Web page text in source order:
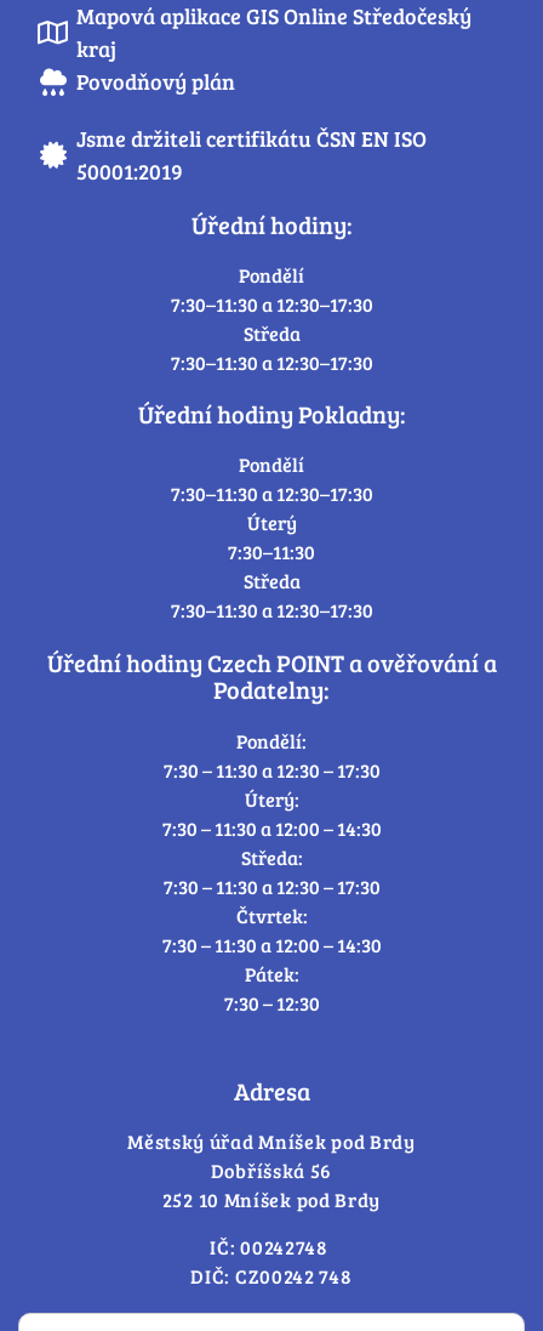
Mapová aplikace GIS Online Středočeský
kraj
Povodňový plán
Jsme držiteli certifikátu ČSN EN ISO
50001:2019
Úřední hodiny:
Pondělí
7:30–11:30 a 12:30–17:30
Středa
7:30–11:30 a 12:30–17:30
Úřední hodiny Pokladny:
Pondělí
7:30–11:30 a 12:30–17:30
Úterý
7:30–11:30
Středa
7:30–11:30 a 12:30–17:30
Úřední hodiny Czech POINT a ověřování a
Podatelny:
Pondělí:
7:30 – 11:30 a 12:30 – 17:30
Úterý:
7:30 – 11:30 a 12:00 – 14:30
Středa:
7:30 – 11:30 a 12:30 – 17:30
Čtvrtek:
7:30 – 11:30 a 12:00 – 14:30
Pátek:
7:30 – 12:30
Adresa
Městský úřad Mníšek pod Brdy
Dobříšská 56
252 10 Mníšek pod Brdy
IČ: 00242748
DIČ: CZ00242 748
Cookies – změna souhlasu